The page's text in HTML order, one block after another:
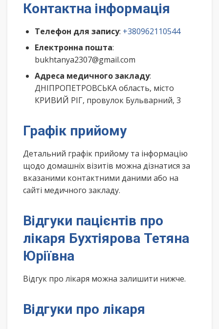
Контактна інформація
Телефон для запису: +380962110544
Електронна пошта:
bukhtanya2307@gmail.com
Адреса медичного закладу:
ДНІПРОПЕТРОВСЬКА область, місто
КРИВИЙ РІГ, провулок Бульварний, 3
Графік прийому
Детальний графік прийому та інформацію
щодо домашніх візитів можна дізнатися за
вказаними контактними даними або на
сайті медичного закладу.
Відгуки пацієнтів про
лікаря Бухтіярова Тетяна
Юріївна
Відгук про лікаря можна залишити нижче.
Відгуки про лікаря